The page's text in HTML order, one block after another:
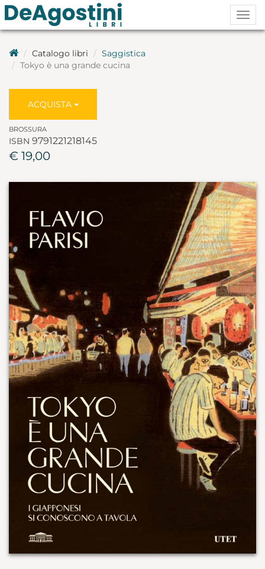
Catalogo libri
Saggistica
Tokyo è una grande cucina
ACQUISTA
BROSSURA
ISBN 9791221218145
€ 19,00